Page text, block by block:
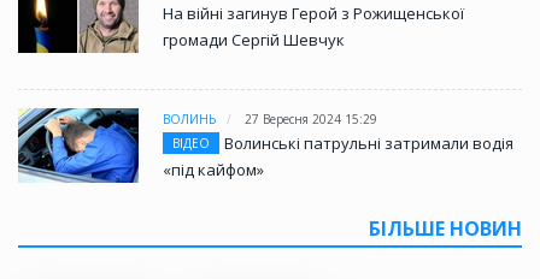
На війні загинув Герой з Рожищенської
громади Сергій Шевчук
ВОЛИНЬ
27 Вересня 2024 15:29
ВІДЕО
Волинські патрульні затримали водія
«під кайфом»
БІЛЬШЕ НОВИН